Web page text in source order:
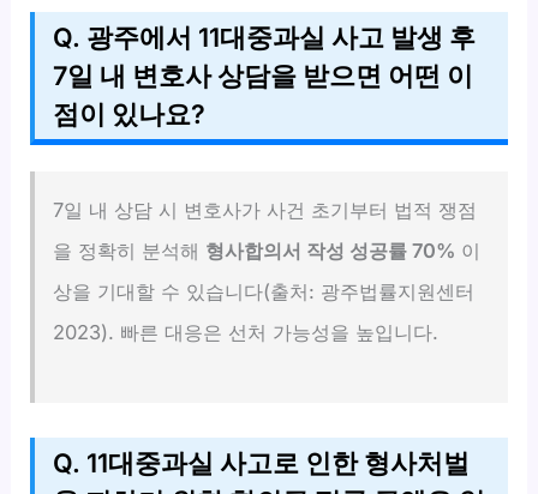
Q. 광주에서 11대중과실 사고 발생 후
7일 내 변호사 상담을 받으면 어떤 이
점이 있나요?
7일 내 상담 시 변호사가 사건 초기부터 법적 쟁점
을 정확히 분석해 형사합의서 작성 성공률 70% 이
상을 기대할 수 있습니다(출처: 광주법률지원센터
2023). 빠른 대응은 선처 가능성을 높입니다.
Q. 11대중과실 사고로 인한 형사처벌